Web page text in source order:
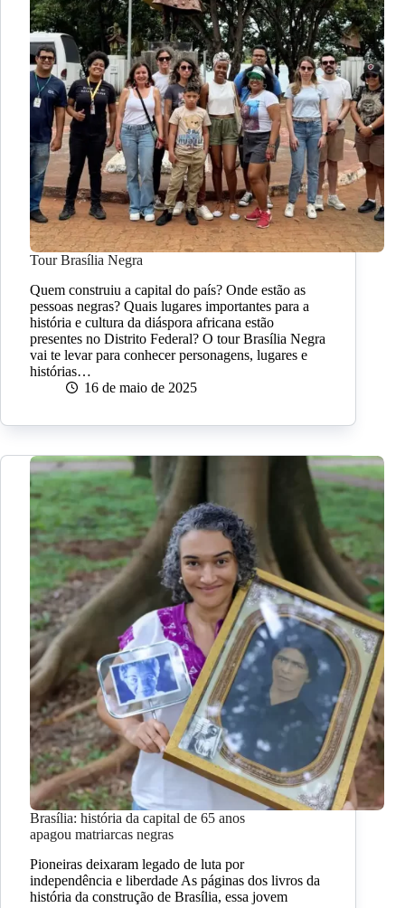
Tour Brasília Negra
Quem construiu a capital do país? Onde estão as
pessoas negras? Quais lugares importantes para a
história e cultura da diáspora africana estão
presentes no Distrito Federal? O tour Brasília Negra
vai te levar para conhecer personagens, lugares e
histórias…
16 de maio de 2025
Brasília: história da capital de 65 anos
apagou matriarcas negras
Pioneiras deixaram legado de luta por
independência e liberdade As páginas dos livros da
história da construção de Brasília, essa jovem